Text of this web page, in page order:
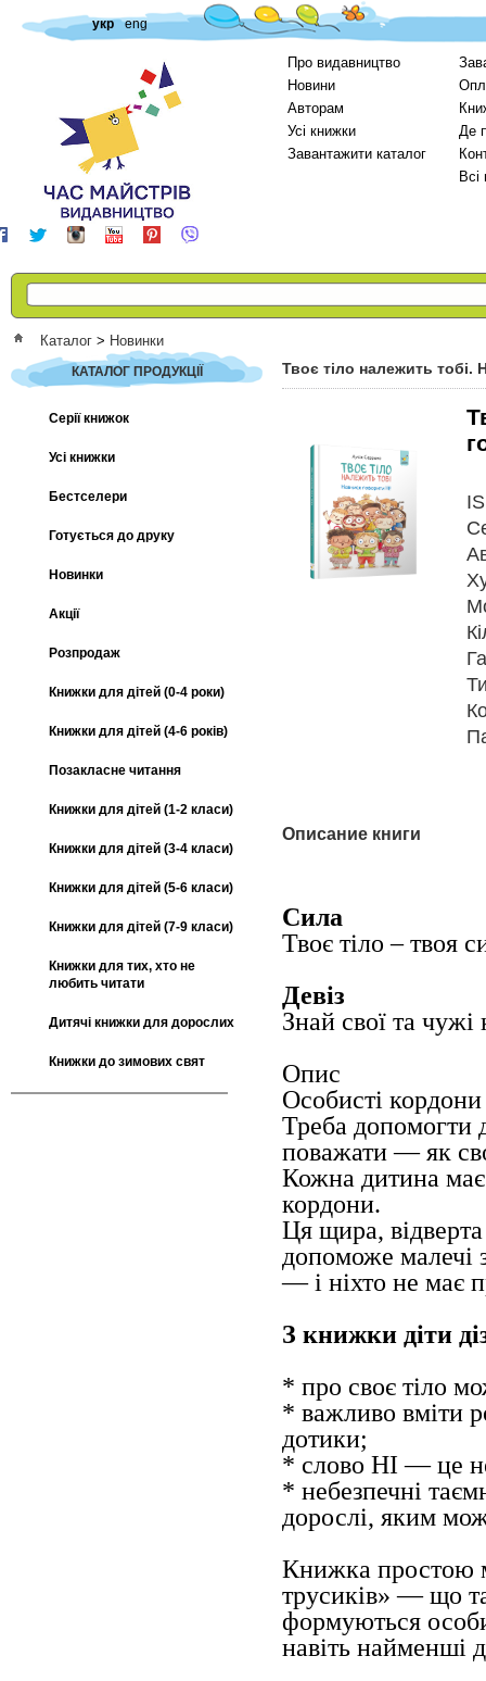
укр eng
Про видавництво
Новини
Авторам
Усі книжки
Завантажити каталог
Де
Каталог > Новинки
КАТАЛОГ ПРОДУКЦІЇ
Серії книжок
Усі книжки
Бестселери
Готується до друку
Новинки
Акції
Розпродаж
Книжки для дітей (0-4 роки)
Книжки для дітей (4-6 років)
Позакласне читання
Книжки для дітей (1-2 класи)
Книжки для дітей (3-4 класи)
Книжки для дітей (5-6 класи)
Книжки для дітей (7-9 класи)
Книжки для тих, хто не
любить читати
Дитячі книжки для дорослих
Книжки до зимових свят
Твоє тіло належить тобі.
Описание книги
Сила
Твоє тіло – твоя
Девіз
Знай свої та чужі
Опис
Особисті
Треба допомогти
поважати — як
Кожна дитина має
кордони.
Ця щира,
допоможе малечі
— і ніхто не має
З книжки діти
* про своє тіло
* важливо вміти
дотики;
* слово НІ — це
* небезпечні
дорослі, яким
Книжка простою
трусиків» — що
формуються
навіть найменші